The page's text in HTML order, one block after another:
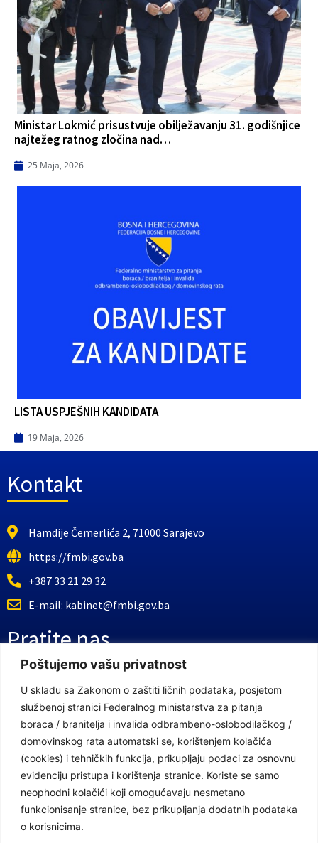
Poštujemo vašu privatnost
U skladu sa Zakonom o zaštiti ličnih podataka, posjetom
službenoj stranici Federalnog ministarstva za pitanja
boraca / branitelja i invalida odbrambeno-oslobodilačkog /
domovinskog rata automatski se, korištenjem kolačića
(cookies) i tehničkih funkcija, prikupljaju podaci za osnovnu
evidenciju pristupa i korištenja stranice. Koriste se samo
neophodni kolačići koji omogućavaju nesmetano
funkcionisanje stranice, bez prikupljanja dodatnih podataka
o korisnicima.
Ministar Lokmić prisustvuje obilježavanju 31. godišnjice
najtežeg ratnog zločina nad…
25 Maja, 2026
LISTA USPJEŠNIH KANDIDATA
19 Maja, 2026
Kontakt
Hamdije Čemerlića 2, 71000 Sarajevo
https://fmbi.gov.ba
+387 33 21 29 32
E-mail: kabinet@fmbi.gov.ba
Pratite nas
Facebook Stranica
Youtube Kanal
Linkovi
Vlada Federacije Bosne i Hercegovine
Federalno ministarstvo finansija